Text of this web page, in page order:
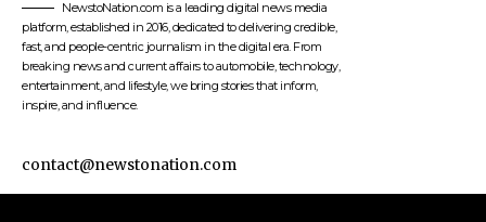
NewstoNation.com is a leading digital news media
platform, established in 2016, dedicated to delivering credible,
fast, and people-centric journalism in the digital era. From
breaking news and current affairs to automobile, technology,
entertainment, and lifestyle, we bring stories that inform,
inspire, and influence.
contact@newstonation.com